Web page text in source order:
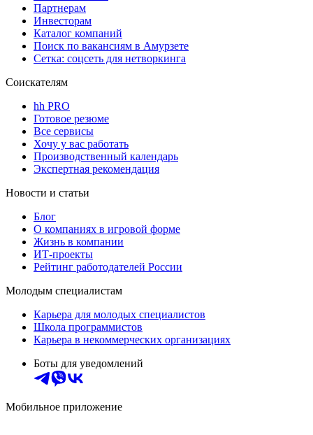
Партнерам
Инвесторам
Каталог компаний
Поиск по вакансиям в Амурзете
Сетка: соцсеть для нетворкинга
Соискателям
hh PRO
Готовое резюме
Все сервисы
Хочу у вас работать
Производственный календарь
Экспертная рекомендация
Новости и статьи
Блог
О компаниях в игровой форме
Жизнь в компании
ИТ-проекты
Рейтинг работодателей России
Молодым специалистам
Карьера для молодых специалистов
Школа программистов
Карьера в некоммерческих организациях
Боты для уведомлений
Мобильное приложение